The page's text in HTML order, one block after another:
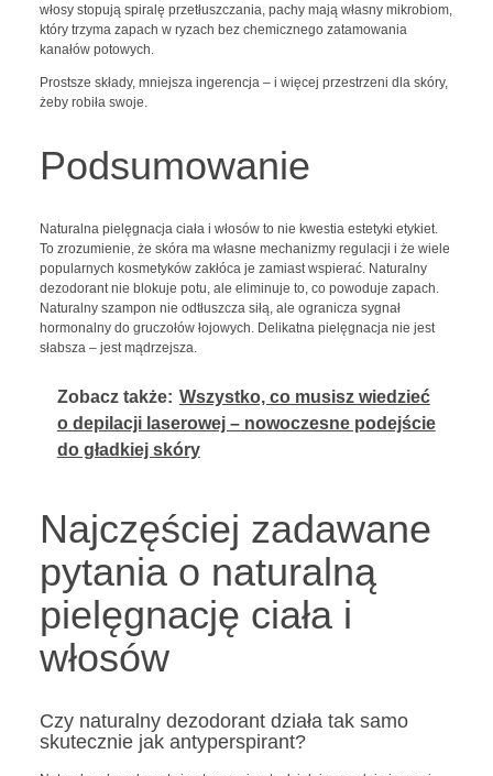
włosy stopują spiralę przetłuszczania, pachy mają własny mikrobiom,
który trzyma zapach w ryzach bez chemicznego zatamowania
kanałów potowych.
Prostsze składy, mniejsza ingerencja – i więcej przestrzeni dla skóry,
żeby robiła swoje.
Podsumowanie
Naturalna pielęgnacja ciała i włosów to nie kwestia estetyki etykiet.
To zrozumienie, że skóra ma własne mechanizmy regulacji i że wiele
popularnych kosmetyków zakłóca je zamiast wspierać. Naturalny
dezodorant nie blokuje potu, ale eliminuje to, co powoduje zapach.
Naturalny szampon nie odtłuszcza siłą, ale ogranicza sygnał
hormonalny do gruczołów łojowych. Delikatna pielęgnacja nie jest
słabsza – jest mądrzejsza.
Zobacz także: Wszystko, co musisz wiedzieć
o depilacji laserowej – nowoczesne podejście
do gładkiej skóry
Najczęściej zadawane
pytania o naturalną
pielęgnację ciała i
włosów
Czy naturalny dezodorant działa tak samo
skutecznie jak antyperspirant?